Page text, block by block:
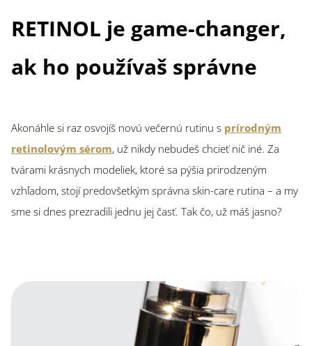
RETINOL je game-changer,
ak ho používaš správne
Akonáhle si raz osvojíš novú večernú rutinu s prírodným
retinolovým sérom, už nikdy nebudeš chcieť nič iné. Za
tvárami krásnych modeliek, ktoré sa pýšia prirodzeným
vzhľadom, stojí predovšetkým správna skin-care rutina – a my
sme si dnes prezradili jednu jej časť. Tak čo, už máš jasno?